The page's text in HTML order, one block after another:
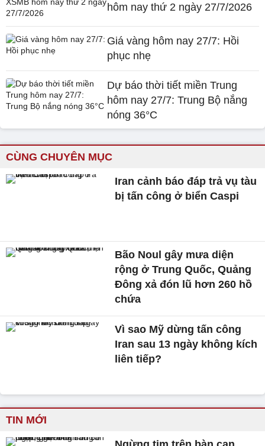
hôm nay thứ 2 ngày 27/7/2026
Giá vàng hôm nay 27/7: Hồi
phục nhẹ
Dự báo thời tiết miền Trung
hôm nay 27/7: Trung Bộ nắng
nóng 36°C
CÙNG CHUYÊN MỤC
Iran cảnh báo đáp trả vụ tàu
bị tấn công ở biển Caspi
Bão Noul gây mưa diện
rộng ở Trung Quốc, Quảng
Đông xả đón lũ hơn 260 hồ
chứa
Vì sao Mỹ dừng tấn công
Iran sau 13 ngày không kích
liên tiếp?
TIN MỚI